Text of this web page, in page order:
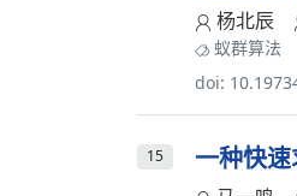
杨北辰
蚁群算法
doi:
15 一种快